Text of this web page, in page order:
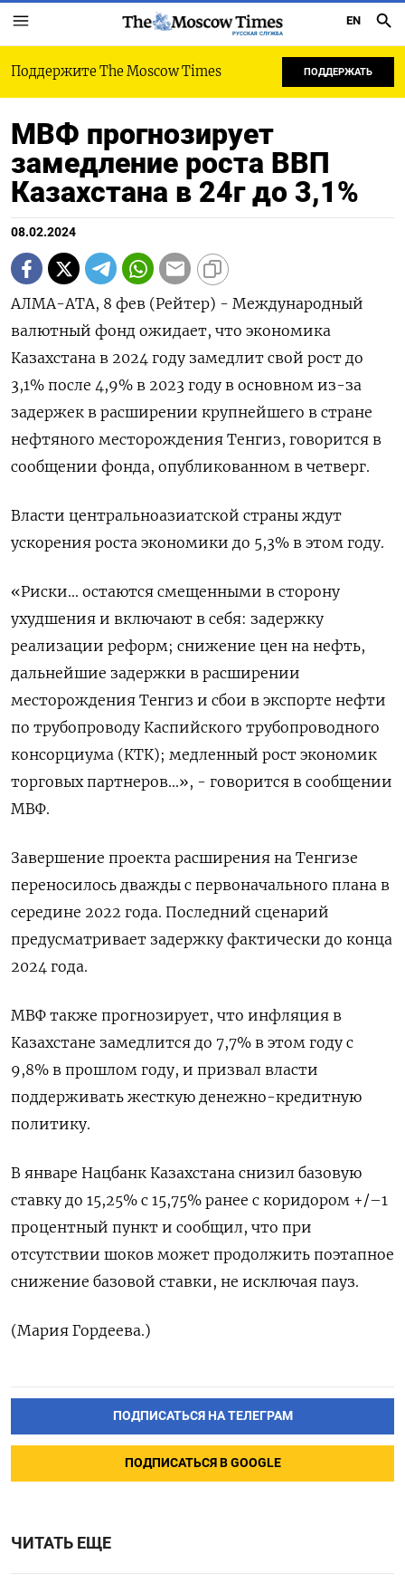
РУССКАЯ СЛУЖБА
EN
Поддержите The Moscow Times ПОДДЕРЖАТЬ
МВФ прогнозирует
замедление роста ВВП
Казахстана в 24г до 3,1%
08.02.2024
АЛМА-АТА, 8 фев (Рейтер) - Международный
валютный фонд ожидает, что экономика
Казахстана в 2024 году замедлит свой рост до
3,1% после 4,9% в 2023 году в основном из-за
задержек в расширении крупнейшего в стране
нефтяного месторождения Тенгиз, говорится в
сообщении фонда, опубликованном в четверг.
Власти центральноазиатской страны ждут
ускорения роста экономики до 5,3% в этом году.
«Риски... остаются смещенными в сторону
ухудшения и включают в себя: задержку
реализации реформ; снижение цен на нефть,
дальнейшие задержки в расширении
месторождения Тенгиз и сбои в экспорте нефти
по трубопроводу Каспийского трубопроводного
консорциума (КТК); медленный рост экономик
торговых партнеров...», - говорится в сообщении
МВФ.
Завершение проекта расширения на Тенгизе
переносилось дважды с первоначального плана в
середине 2022 года. Последний сценарий
предусматривает задержку фактически до конца
2024 года.
МВФ также прогнозирует, что инфляция в
Казахстане замедлится до 7,7% в этом году с
9,8% в прошлом году, и призвал власти
поддерживать жесткую денежно-кредитную
политику.
В январе Нацбанк Казахстана снизил базовую
ставку до 15,25% с 15,75% ранее с коридором +/–1
процентный пункт и сообщил, что при
отсутствии шоков может продолжить поэтапное
снижение базовой ставки, не исключая пауз.
(Мария Гордеева.)
ПОДПИСАТЬСЯ НА ТЕЛЕГРАМ
ПОДПИСАТЬСЯ В GOOGLE
ЧИТАТЬ ЕЩЕ